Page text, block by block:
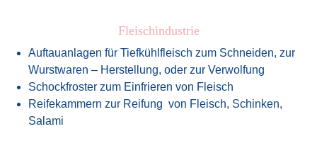
Fleischindustrie
Auftauanlagen für Tiefkühlfleisch zum Schneiden, zur
Wurstwaren – Herstellung, oder zur Verwolfung
Schockfroster zum Einfrieren von Fleisch
Reifekammern zur Reifung von Fleisch, Schinken,
Salami